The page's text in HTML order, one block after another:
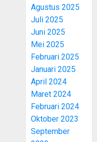
Agustus 2025
Juli 2025
Juni 2025
Mei 2025
Februari 2025
Januari 2025
April 2024
Maret 2024
Februari 2024
Oktober 2023
September